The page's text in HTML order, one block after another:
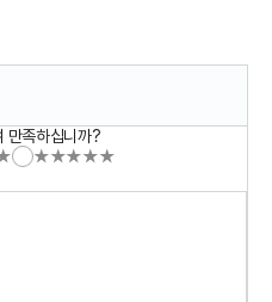
만족하십니까?
★★★★★